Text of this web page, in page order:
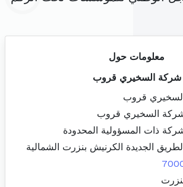
معلومات حول
شركة السخيري قروب
السخيري قروب
السخيري قروب
ذات المسؤولية المحدودة
الطريق الجديدة الكرنيش بنزرت الشمالية